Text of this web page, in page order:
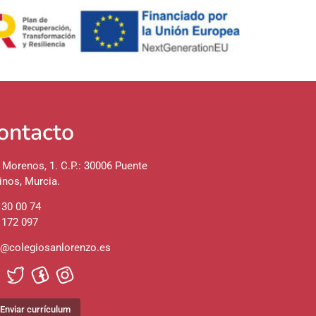
1. C.P.: 30006 Puente
Murcia.
00 74
097
Enviar currículum